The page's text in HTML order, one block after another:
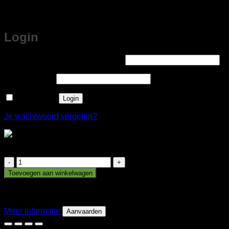
Login
Login
Je wachtwoord vergeten?
All-
In
Cadeaubox
aantal
Toevoegen aan winkelwagen
Meer informatie
Aanvaarden